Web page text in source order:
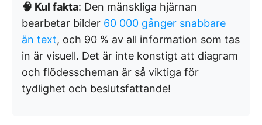
🧠 Kul fakta: Den mänskliga hjärnan
bearbetar bilder 60 000 gånger snabbare
än text, och 90 % av all information som tas
in är visuell. Det är inte konstigt att diagram
och flödesscheman är så viktiga för
tydlighet och beslutsfattande!